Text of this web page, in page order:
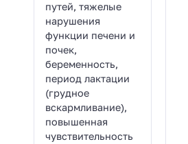
путей, тяжелые
нарушения
функции печени и
почек,
беременность,
период лактации
(грудное
вскармливание),
повышенная
чувствительность